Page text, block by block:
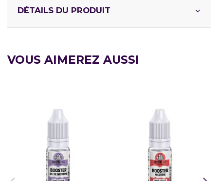
DÉTAILS DU PRODUIT
VOUS AIMEREZ AUSSI